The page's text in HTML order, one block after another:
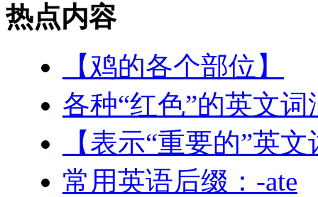
热点内容
【鸡的各个部位】
各种“红色”的英文词
【表示“重要的”英文
常用英语后缀：-ate